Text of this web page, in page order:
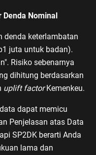
Denda Nominal
denda keterlambatan
juta untuk badan).
Risiko sebenarnya
dihitung berdasarkan
uplift factorKemenkeu.
dapat memicu
Penjelasan atas Data
SP2DK berarti Anda
lama dan